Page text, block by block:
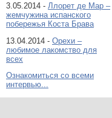
3.05.2014 - Ллорет де Мар –
жемчужина испанского
побережья Коста Брава
13.04.2014 - Орехи –
любимое лакомство для
всех
Ознакомиться со всеми
интервью...